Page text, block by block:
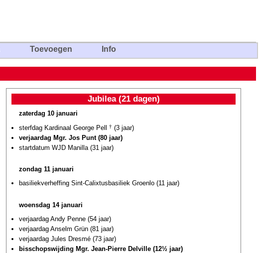
Toevoegen Info
Jubilea (21 dagen)
zaterdag 10 januari
sterfdag Kardinaal George Pell † (3 jaar)
verjaardag Mgr. Jos Punt (80 jaar)
startdatum WJD Manilla (31 jaar)
zondag 11 januari
basiliekverheffing Sint-Calixtusbasiliek Groenlo (11 jaar)
woensdag 14 januari
verjaardag Andy Penne (54 jaar)
verjaardag Anselm Grün (81 jaar)
verjaardag Jules Dresmé (73 jaar)
bisschopswijding Mgr. Jean-Pierre Delville (12½ jaar)